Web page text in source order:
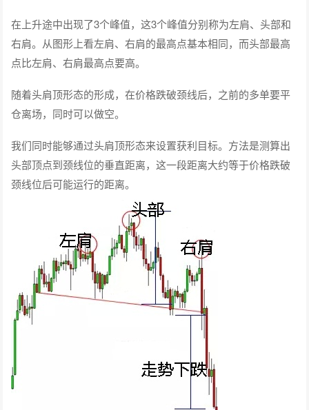
在上升途中出现了3个峰值，这3个峰值分别称为左肩、头部和
右肩。从图形上看左肩、右肩的最高点基本相同，而头部最高
点比左肩、右肩最高点要高。
随着头肩顶形态的形成，在价格跌破颈线后，之前的多单要平
仓离场，同时可以做空。
我们同时能够通过头肩顶形态来设置获利目标。方法是测算出
头部顶点到颈线位的垂直距离，这一段距离大约等于价格跌破
颈线位后可能运行的距离。